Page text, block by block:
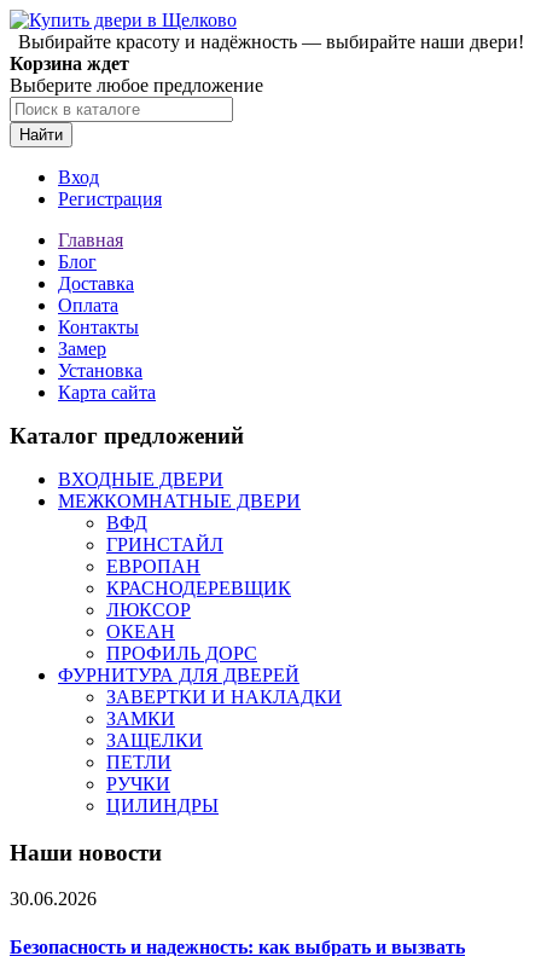
Выбирайте красоту и надёжность — выбирайте наши двери!
Корзина ждет
Выберите любое предложение
Найти
Вход
Регистрация
Главная
Блог
Доставка
Оплата
Контакты
Замер
Установка
Карта сайта
Каталог предложений
ВХОДНЫЕ ДВЕРИ
МЕЖКОМНАТНЫЕ ДВЕРИ
ВФД
ГРИНСТАЙЛ
ЕВРОПАН
КРАСНОДЕРЕВЩИК
ЛЮКСОР
ОКЕАН
ПРОФИЛЬ ДОРС
ФУРНИТУРА ДЛЯ ДВЕРЕЙ
ЗАВЕРТКИ И НАКЛАДКИ
ЗАМКИ
ЗАЩЕЛКИ
ПЕТЛИ
РУЧКИ
ЦИЛИНДРЫ
Наши новости
30.06.2026
Безопасность и надежность: как выбрать и вызвать